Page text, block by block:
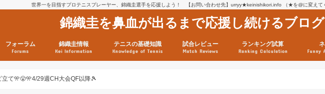
世界一を目指すプロテニスプレーヤー、錦織圭選手を応援しよう！ 【お問い合わせ先】urryy★keinishikori.info （★を@に変えて
錦織圭を鼻血が出るまで応援し続けるブログ
フォーラム
Forums
錦織圭情報
Kei Information
日現在）
点）
テニスの基礎知識
Knowledge of Tennis
試合レビュー
Match Reviews
ランキング試算
Ranking Calculation Funny
立て🎌😤🎌4/29週CH大会QF以降🎾